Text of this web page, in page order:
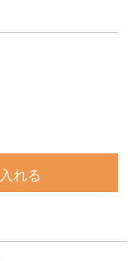
れる